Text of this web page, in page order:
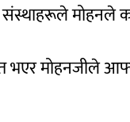
मोहनले
मोहनजीले